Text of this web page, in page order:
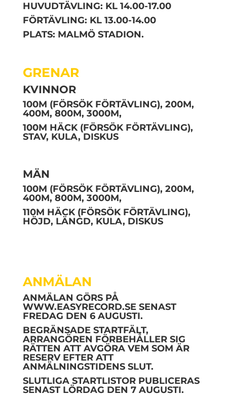
HUVUDTÄVLING: KL 14.00-17.00
FÖRTÄVLING: KL 13.00-14.00
PLATS: MALMÖ STADION.
GRENAR
KVINNOR
100M (FÖRSÖK FÖRTÄVLING), 200M,
400M, 800M, 3000M,
100M HÄCK (FÖRSÖK FÖRTÄVLING),
STAV, KULA, DISKUS
MÄN
100M (FÖRSÖK FÖRTÄVLING), 200M,
400M, 800M, 3000M,
110M HÄCK (FÖRSÖK FÖRTÄVLING),
HÖJD, LÄNGD, KULA, DISKUS
ANMÄLAN
ANMÄLAN GÖRS PÅ
WWW.EASYRECORD.SESENAST
FREDAG DEN 6 AUGUSTI.
BEGRÄNSADE STARTFÄLT,
ARRANGÖREN FÖRBEHÅLLER SIG
RÄTTEN ATT AVGÖRA VEM SOM ÄR
RESERV EFTER ATT
ANMÄLNINGSTIDENS SLUT.
SLUTLIGA STARTLISTOR PUBLICERAS
SENAST LÖRDAG DEN 7 AUGUSTI.